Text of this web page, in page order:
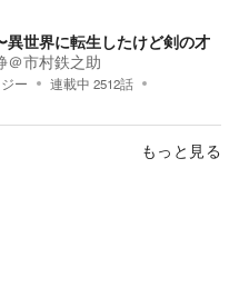
世界に転生したけど剣の才
＠市村鉄之助
ー 連載中 2512話
もっと見る